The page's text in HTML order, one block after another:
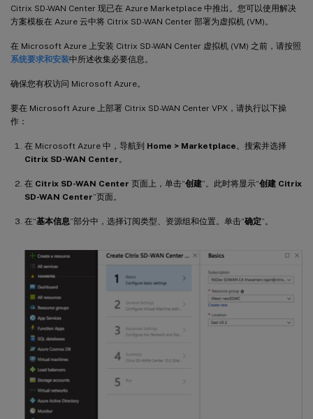
Citrix SD-WAN Center 现已在 Azure Marketplace 中推出。您可以使用解决
方案模板在 Azure 云中将 Citrix SD-WAN Center 部署为虚拟机 (VM)。
在 Microsoft Azure 上安装 Citrix SD-WAN Center 虚拟机 (VM) 之前，请按照
系统要求和安装中所述收集必要信息。
确保您有权访问 Microsoft Azure。
要在 Microsoft Azure 上部署 Citrix SD-WAN Center VPX，请执行以下操
作：
在 Microsoft Azure 中，导航到 Home > Marketplace 。搜索并选择
Citrix SD-WAN Center 。
在 Citrix SD-WAN Center 页面上，单击“创建”。此时将显示“创建 Citrix
SD-WAN Center”页面。
在“基本信息”部分中，选择订阅类型、资源组和位置。单击“确定”。